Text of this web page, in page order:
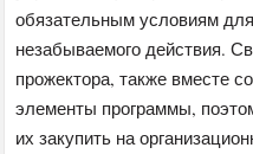
обязательным условиям
незабываемого действия.
прожектора, также вместе
элементы программы,
их закупить на